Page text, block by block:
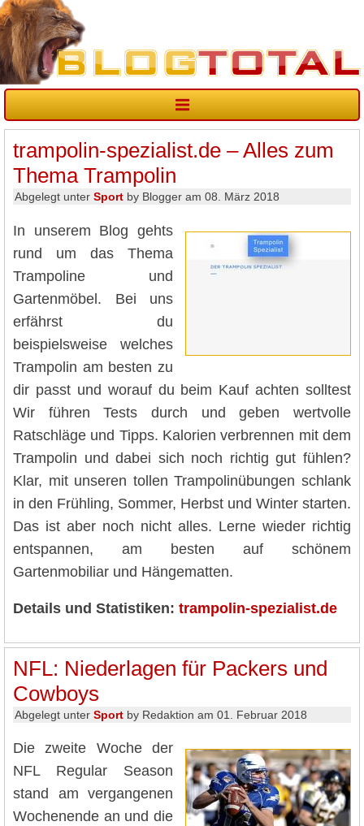
trampolin-spezialist.de – Alles zum
Thema Trampolin
Abgelegt unter Sport by Blogger am 08. März 2018
In unserem Blog gehts
rund um das Thema
Trampoline und
Gartenmöbel. Bei uns
erfährst du
beispielsweise welches
Trampolin am besten zu
dir passt und worauf du beim Kauf achten solltest
Wir führen Tests durch und geben wertvolle
Ratschläge und Tipps. Kalorien verbrennen mit dem
Trampolin und dabei sich noch richtig gut fühlen?
Klar, mit unseren tollen Trampolinübungen schlank
in den Frühling, Sommer, Herbst und Winter starten.
Das ist aber noch nicht alles. Lerne wieder richtig
entspannen, am besten auf schönem
Gartenmobiliar und Hängematten.
Details und Statistiken: trampolin-spezialist.de
NFL: Niederlagen für Packers und
Cowboys
Abgelegt unter Sport by Redaktion am 01. Februar 2018
Die zweite Woche der
NFL Regular Season
stand am vergangenen
Wochenende an und die